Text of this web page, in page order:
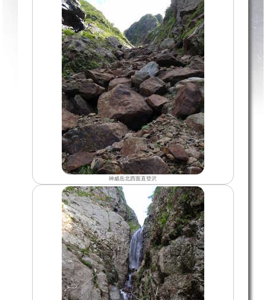
神威岳北西面直登沢